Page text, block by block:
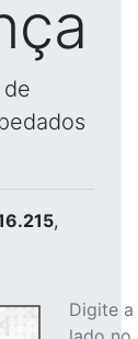
,
Digite